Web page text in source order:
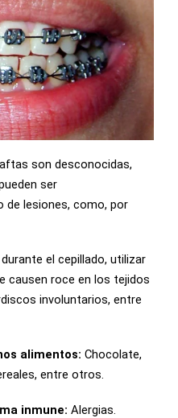
son desconocidas,
ser
de lesiones, como, por
el cepillado, utilizar
causen roce en los tejidos
involuntarios, entre
alimentos: Chocolate,
entre otros.
inmune: Alergias.